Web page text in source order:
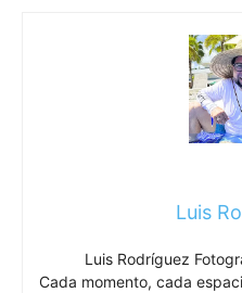
Luis
Luis Rodríguez
Cada momento, cada